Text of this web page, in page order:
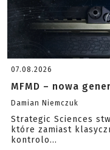
07.08.2026
MFMD – nowa
Damian Niemczuk
Strategic Sciences
które zamiast
kontrolo...